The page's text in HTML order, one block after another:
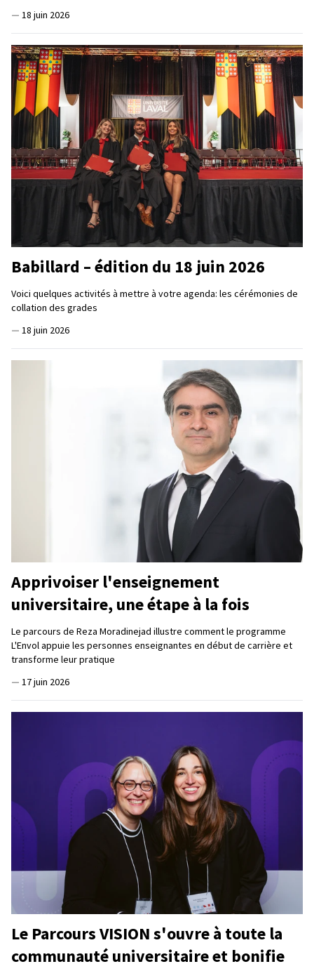
— 18 juin 2026
Babillard – édition du 18 juin 2026
Voici quelques activités à mettre à votre agenda: les cérémonies de
collation des grades
— 18 juin 2026
Apprivoiser l'enseignement
universitaire, une étape à la fois
Le parcours de Reza Moradinejad illustre comment le programme
L'Envol appuie les personnes enseignantes en début de carrière et
transforme leur pratique
— 17 juin 2026
Le Parcours VISION s'ouvre à toute la
communauté universitaire et bonifie